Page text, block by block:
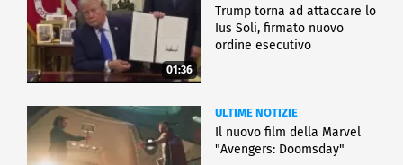
01:36
Trump torna ad attaccare lo
Ius Soli, firmato nuovo
ordine esecutivo
ULTIME NOTIZIE
Il nuovo film della Marvel
"Avengers: Doomsday"